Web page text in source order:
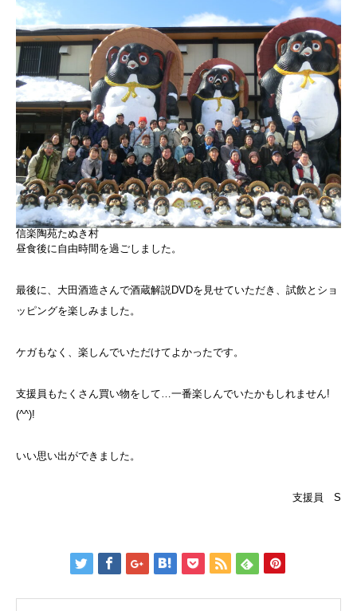
信楽陶苑たぬき村
昼食後に自由時間を過ごしました。
最後に、大田酒造さんで酒蔵解説DVDを見せていただき、試飲とショ
ッピングを楽しみました。
ケガもなく、楽しんでいただけてよかったです。
支援員もたくさん買い物をして…一番楽しんでいたかもしれません!
(^^)!
いい思い出ができました。
支援員 S